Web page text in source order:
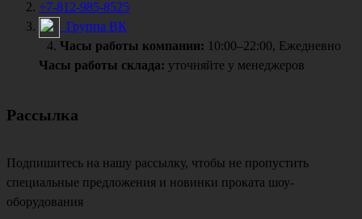
+7-812-985-8525
Группа ВК
Часы работы компании: 10:00–22:00, Ежедневно
Часы работы склада: уточняйте у менеджеров
Рассылка
Подпишитесь на нашу рассылку, чтобы не пропустить
специальные предложения и новинки проката шоу-
оборудования